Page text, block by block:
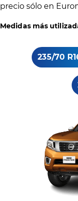
precio sólo en
Medidas más
235/70